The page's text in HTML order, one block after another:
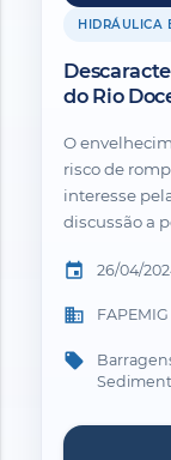
HIDRÁULICA
do Rio
O
risco de
interesse
discussão a
event 26/04/
business FAPEMIG
local_offer